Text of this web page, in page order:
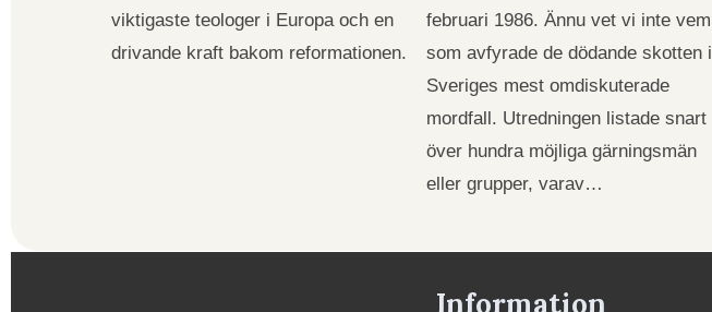
viktigaste teologer i Europa och en
drivande kraft bakom reformationen.
februari 1986. Ännu vet vi inte vem
som avfyrade de dödande skotten i
Sveriges mest omdiskuterade
mordfall. Utredningen listade snart
över hundra möjliga gärningsmän
eller grupper, varav…
Information